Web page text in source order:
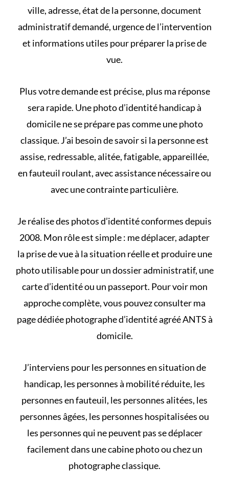
ville, adresse, état de la personne, document
administratif demandé, urgence de l’intervention
et informations utiles pour préparer la prise de
vue.
Plus votre demande est précise, plus ma réponse
sera rapide. Une photo d’identité handicap à
domicile ne se prépare pas comme une photo
classique. J’ai besoin de savoir si la personne est
assise, redressable, alitée, fatigable, appareillée,
en fauteuil roulant, avec assistance nécessaire ou
avec une contrainte particulière.
Je réalise des photos d’identité conformes depuis
2008. Mon rôle est simple : me déplacer, adapter
la prise de vue à la situation réelle et produire une
photo utilisable pour un dossier administratif, une
carte d’identité ou un passeport. Pour voir mon
approche complète, vous pouvez consulter ma
page dédiéephotographe d’identité agréé ANTS à
domicile.
J’interviens pour les personnes en situation de
handicap, les personnes à mobilité réduite, les
personnes en fauteuil, les personnes alitées, les
personnes âgées, les personnes hospitalisées ou
les personnes qui ne peuvent pas se déplacer
facilement dans une cabine photo ou chez un
photographe classique.